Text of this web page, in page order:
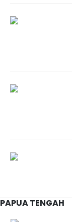
PAPUA TENGAH